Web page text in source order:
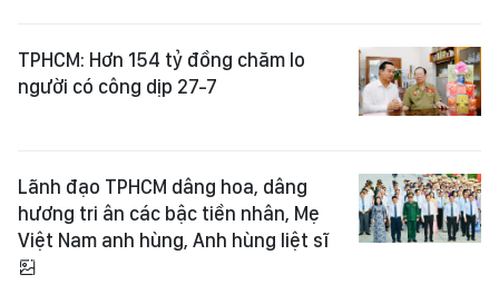
TPHCM: Hơn 154 tỷ đồng chăm lo
người có công dịp 27-7
Lãnh đạo TPHCM dâng hoa, dâng
hương tri ân các bậc tiền nhân, Mẹ
Việt Nam anh hùng, Anh hùng liệt sĩ